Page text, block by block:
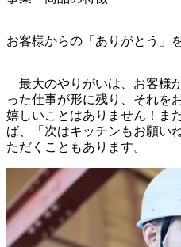
お客様からの「ありがとう」
最大のやりがいは、お客様
った仕事が形に残り、それを
嬉しいことはありません！ま
ば、「次はキッチンもお願い
ただくこともあります。